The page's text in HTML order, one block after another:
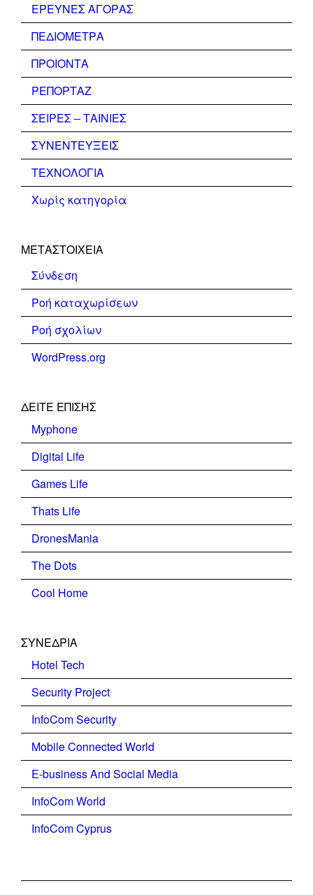
ΕΡΕΥΝΕΣ ΑΓΟΡΑΣ
ΠΕΔΙΟΜΕΤΡΑ
ΠΡΟΙΟΝΤΑ
ΡΕΠΟΡΤΑΖ
ΣΕΙΡΕΣ – ΤΑΙΝΙΕΣ
ΣΥΝΕΝΤΕΥΞΕΙΣ
ΤΕΧΝΟΛΟΓΙΑ
Χωρίς κατηγορία
ΜΕΤΑΣΤΟΙΧΕΊΑ
Σύνδεση
Ροή καταχωρίσεων
Ροή σχολίων
WordPress.org
ΔΕΊΤΕ ΕΠΊΣΗΣ
Myphone
Digital Life
Games Life
Thats Life
DronesMania
The Dots
Cool Home
ΣΥΝΕΔΡΙΑ
Hotel Tech
Security Project
InfoCom Security
Mobile Connected World
E-business And Social Media
InfoCom World
InfoCom Cyprus